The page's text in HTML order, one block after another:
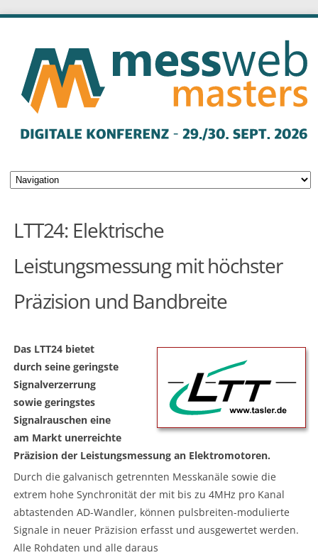
LTT24: Elektrische
Leistungsmessung mit höchster
Präzision und Bandbreite
Das LTT24 bietet
durch seine geringste
Signalverzerrung
sowie geringstes
Signalrauschen eine
am Markt unerreichte
Präzision der Leistungsmessung an Elektromotoren.
Durch die galvanisch getrennten Messkanäle sowie die
extrem hohe Synchronität der mit bis zu 4MHz pro Kanal
abtastenden AD-Wandler, können pulsbreiten-modulierte
Signale in neuer Präzision erfasst und ausgewertet werden.
Alle Rohdaten und alle daraus